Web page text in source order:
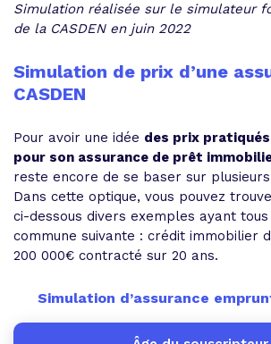
Simulation réalisée sur le simulateur
de la CASDEN en juin 2022
Simulation de prix d’une
CASDEN
Pour avoir une idée des prix pratiqués
pour son assurance de prêt
reste encore de se baser sur
Dans cette optique, vous pouvez
ci-dessous divers exemples ayant
commune suivante : crédit immobilier
200 000€ contracté sur 20 ans.
Simulation d’assurance